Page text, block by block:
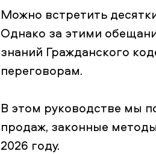
Можно встретить
Однако за этими
знаний Гражданского
переговорам.
В этом руководстве мы
продаж, законные
2026 году.